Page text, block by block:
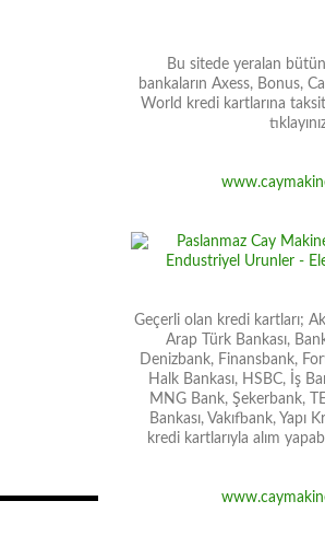
Bu sitede yeralan
bankaların Axess, Bonus,
World kredi kartlarına
Geçerli olan kredi kartları;
Arap Türk Bankası,
Denizbank, Finansbank,
Halk Bankası, HSBC, İş
MNG Bank, Şekerbank,
Bankası, Vakıfbank, Yapı
kredi kartlarıyla alım